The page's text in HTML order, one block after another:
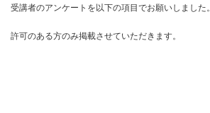
受講者のアンケートを以下の項目でお願いしました。
許可のある方のみ掲載させていただきます。